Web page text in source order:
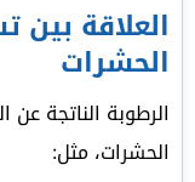
العلاقة
الحشرات
الرطوبة الناتجة عن
الحشرات، مثل: